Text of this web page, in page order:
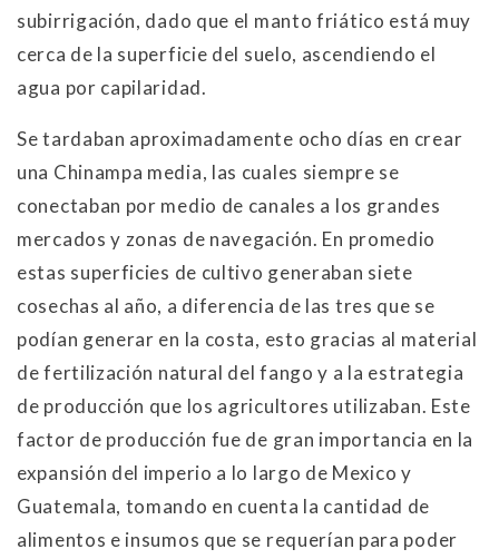
subirrigación, dado que el manto friático está muy
cerca de la superficie del suelo, ascendiendo el
agua por capilaridad.
Se tardaban aproximadamente ocho días en crear
una Chinampa media, las cuales siempre se
conectaban por medio de canales a los grandes
mercados y zonas de navegación. En promedio
estas superficies de cultivo generaban siete
cosechas al año, a diferencia de las tres que se
podían generar en la costa, esto gracias al material
de fertilización natural del fango y a la estrategia
de producción que los agricultores utilizaban. Este
factor de producción fue de gran importancia en la
expansión del imperio a lo largo de Mexico y
Guatemala, tomando en cuenta la cantidad de
alimentos e insumos que se requerían para poder